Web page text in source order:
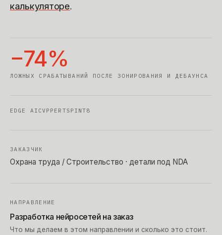
калькуляторе.
−74%
ЛОЖНЫХ СРАБАТЫВАНИЙ ПОСЛЕ ЗОНИРОВАНИЯ И ДЕБАУНСА
EDGE AI CV PPE RTSP INT8
ЗАКАЗЧИК
Охрана труда / Строительство · детали под NDA
НАПРАВЛЕНИЕ
Разработка нейросетей на заказ
Что мы делаем в этом направлении и сколько это стоит.